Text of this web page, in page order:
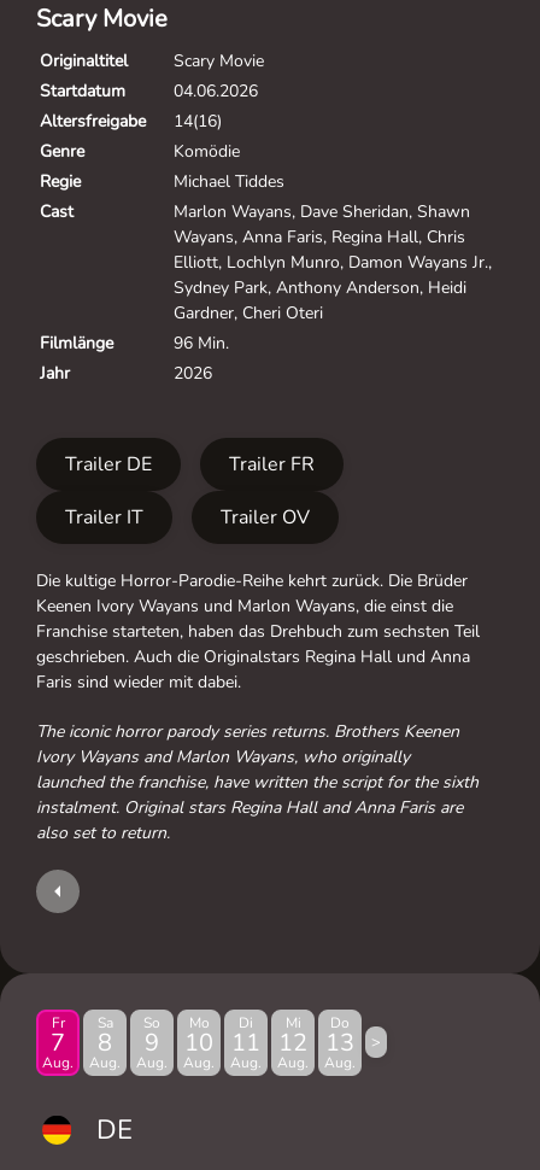
Scary Movie
Originaltitel
Scary Movie
Startdatum
04.06.2026
Altersfreigabe
14(16)
Genre
Komödie
Regie
Michael Tiddes
Cast
Marlon Wayans, Dave Sheridan, Shawn
Wayans, Anna Faris, Regina Hall, Chris
Elliott, Lochlyn Munro, Damon Wayans Jr.,
Sydney Park, Anthony Anderson, Heidi
Gardner, Cheri Oteri
Filmlänge
96 Min.
Jahr
2026
Trailer DE
Trailer FR
Trailer IT
Trailer OV
Die kultige Horror-Parodie-Reihe kehrt zurück. Die Brüder
Keenen Ivory Wayans und Marlon Wayans, die einst die
Franchise starteten, haben das Drehbuch zum sechsten Teil
geschrieben. Auch die Originalstars Regina Hall und Anna
Faris sind wieder mit dabei.
The iconic horror parody series returns. Brothers Keenen
Ivory Wayans and Marlon Wayans, who originally
launched the franchise, have written the script for the sixth
instalment. Original stars Regina Hall and Anna Faris are
also set to return.
Fr
7
Aug.
Sa
8
Aug.
So
9
Aug.
Mo
10
Aug.
Di
11
Aug.
Mi
12
Aug.
Do
13
Aug.
>
DE